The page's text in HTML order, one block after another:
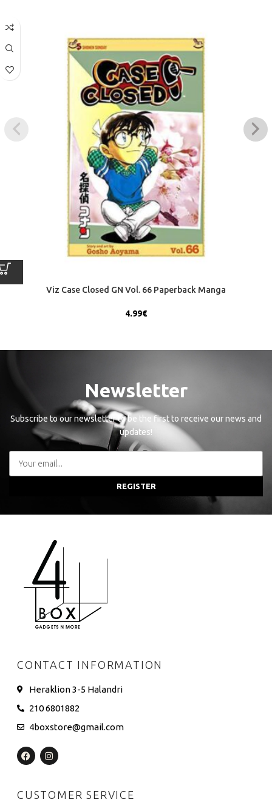
Viz Case Closed GN Vol. 66 Paperback Manga
4.99€
Newsletter
Subscribe to our newsletter to be the first to receive our news and
updates!
REGISTER
CONTACT INFORMATION
Heraklion 3-5 Halandri
210 6801882
4boxstore@gmail.com
CUSTOMER SERVICE